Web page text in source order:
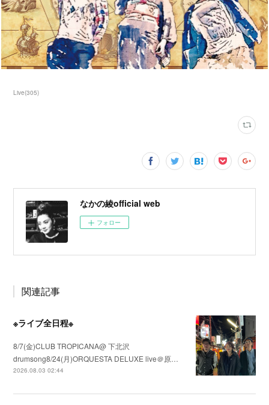
Live(305)
なかの綾official web
フォロー
関連記事
※ライブ全日程※
8/7(金)CLUB TROPICANA@ 下北沢
drumsong8/24(月)ORQUESTA DELUXE live＠原…
2026.08.03 02:44